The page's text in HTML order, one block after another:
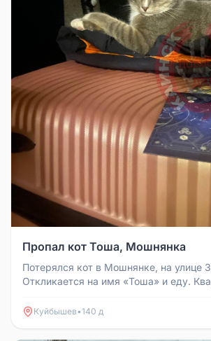
Пропал кот Тоша, Мошнянка
Потерялся кот в Мошнянке, на улице
Откликается на имя «Тоша» и еду.
Куйбышев•140 д